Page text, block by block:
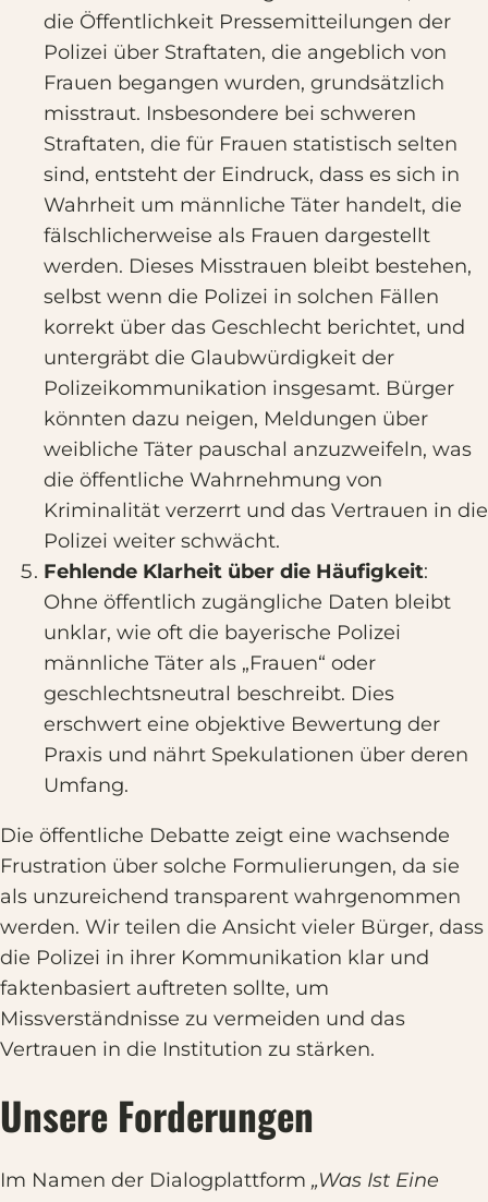
die Öffentlichkeit Pressemitteilungen der
Polizei über Straftaten, die angeblich von
Frauen begangen wurden, grundsätzlich
misstraut. Insbesondere bei schweren
Straftaten, die für Frauen statistisch selten
sind, entsteht der Eindruck, dass es sich in
Wahrheit um männliche Täter handelt, die
fälschlicherweise als Frauen dargestellt
werden. Dieses Misstrauen bleibt bestehen,
selbst wenn die Polizei in solchen Fällen
korrekt über das Geschlecht berichtet, und
untergräbt die Glaubwürdigkeit der
Polizeikommunikation insgesamt. Bürger
könnten dazu neigen, Meldungen über
weibliche Täter pauschal anzuzweifeln, was
die öffentliche Wahrnehmung von
Kriminalität verzerrt und das Vertrauen in die
Polizei weiter schwächt.
Fehlende Klarheit über die Häufigkeit:
Ohne öffentlich zugängliche Daten bleibt
unklar, wie oft die bayerische Polizei
männliche Täter als „Frauen“ oder
geschlechtsneutral beschreibt. Dies
erschwert eine objektive Bewertung der
Praxis und nährt Spekulationen über deren
Umfang.
Die öffentliche Debatte zeigt eine wachsende
Frustration über solche Formulierungen, da sie
als unzureichend transparent wahrgenommen
werden. Wir teilen die Ansicht vieler Bürger, dass
die Polizei in ihrer Kommunikation klar und
faktenbasiert auftreten sollte, um
Missverständnisse zu vermeiden und das
Vertrauen in die Institution zu stärken.
Unsere Forderungen
Im Namen der Dialogplattform „Was Ist Eine